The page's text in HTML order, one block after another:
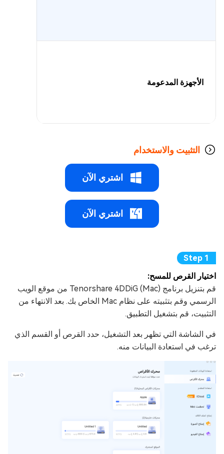
الأجهزة المدعومة
التثبيت والاستخدام
اشتري الآن
اشتري الآن
اختيار القرص للمسح:
قم بتنزيل برنامج Tenorshare 4DDiG (Mac) من موقع الويب
الرسمي وقم بتثبيته على نظام Mac الخاص بك. بعد الانتهاء من
التثبيت، قم بتشغيل التطبيق.
في الشاشة التي تظهر بعد التشغيل، حدد القرص أو القسم الذي
ترغب في استعادة البيانات منه.